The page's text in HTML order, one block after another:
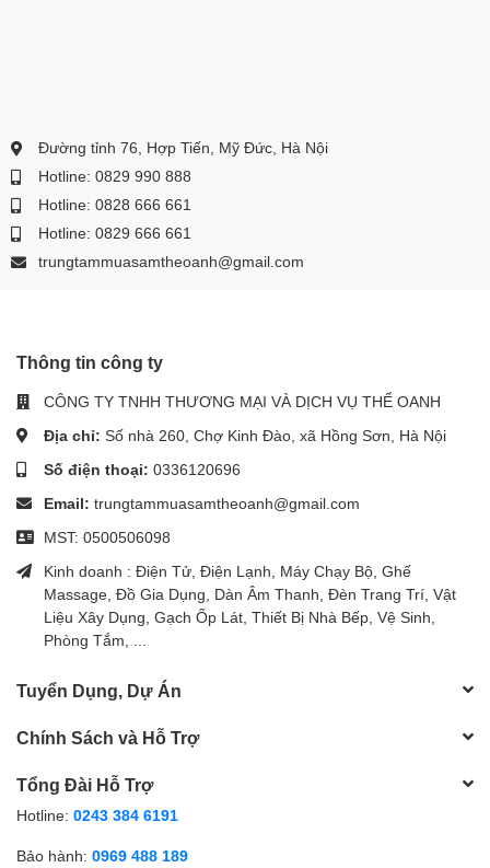
Đường tỉnh 76, Hợp Tiến, Mỹ Đức, Hà Nội
Hotline: 0829 990 888
Hotline: 0828 666 661
Hotline: 0829 666 661
trungtammuasamtheoanh@gmail.com
Thông tin công ty
CÔNG TY TNHH THƯƠNG MẠI VÀ DỊCH VỤ THỂ OANH
Địa chỉ: Số nhà 260, Chợ Kinh Đào, xã Hồng Sơn, Hà Nội
Số điện thoại: 0336120696
Email: trungtammuasamtheoanh@gmail.com
MST: 0500506098
Kinh doanh : Điện Tử, Điện Lạnh, Máy Chạy Bộ, Ghế
Massage, Đồ Gia Dụng, Dàn Âm Thanh, Đèn Trang Trí, Vật
Liệu Xây Dụng, Gạch Ốp Lát, Thiết Bị Nhà Bếp, Vệ Sinh,
Phòng Tắm, ...
Tuyển Dụng, Dự Án
Chính Sách và Hỗ Trợ
Tổng Đài Hỗ Trợ
Hotline: 0243 384 6191
Bảo hành: 0969 488 189